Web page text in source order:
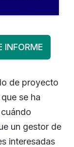
INFORME
de proyecto
se ha
un gestor de
interesadas